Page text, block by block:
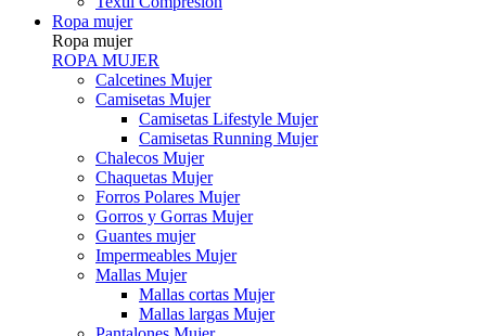
Ropa mujer
Ropa mujer
ROPA MUJER
Calcetines Mujer
Camisetas Mujer
Camisetas Lifestyle Mujer
Camisetas Running Mujer
Chalecos Mujer
Chaquetas Mujer
Forros Polares Mujer
Gorros y Gorras Mujer
Guantes mujer
Impermeables Mujer
Mallas Mujer
Mallas cortas Mujer
Mallas largas Mujer